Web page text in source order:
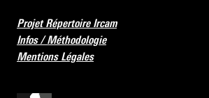
Projet Répertoire Ircam
Infos / Méthodologie
Mentions Légales